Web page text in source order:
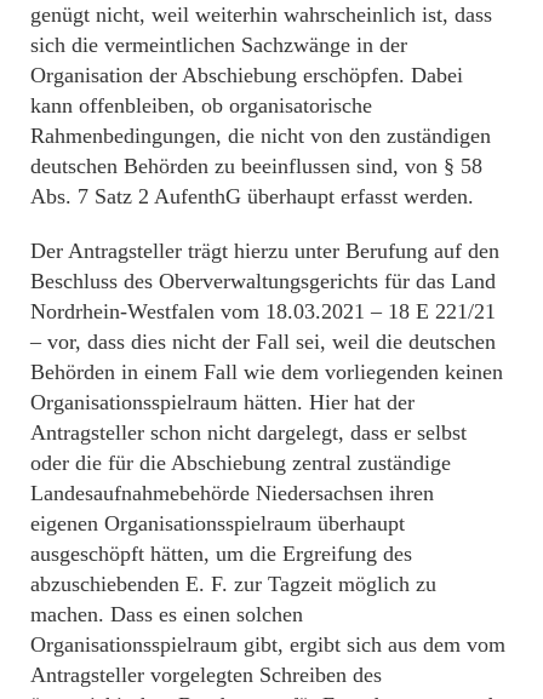
genügt nicht, weil weiterhin wahrscheinlich ist, dass
sich die vermeintlichen Sachzwänge in der
Organisation der Abschiebung erschöpfen. Dabei
kann offenbleiben, ob organisatorische
Rahmenbedingungen, die nicht von den zuständigen
deutschen Behörden zu beeinflussen sind, von § 58
Abs. 7 Satz 2 AufenthG überhaupt erfasst werden.
Der Antragsteller trägt hierzu unter Berufung auf den
Beschluss des Oberverwaltungsgerichts für das Land
Nordrhein-Westfalen vom 18.03.2021 – 18 E 221/21
– vor, dass dies nicht der Fall sei, weil die deutschen
Behörden in einem Fall wie dem vorliegenden keinen
Organisationsspielraum hätten. Hier hat der
Antragsteller schon nicht dargelegt, dass er selbst
oder die für die Abschiebung zentral zuständige
Landesaufnahmebehörde Niedersachsen ihren
eigenen Organisationsspielraum überhaupt
ausgeschöpft hätten, um die Ergreifung des
abzuschiebenden E. F. zur Tagzeit möglich zu
machen. Dass es einen solchen
Organisationsspielraum gibt, ergibt sich aus dem vom
Antragsteller vorgelegten Schreiben des